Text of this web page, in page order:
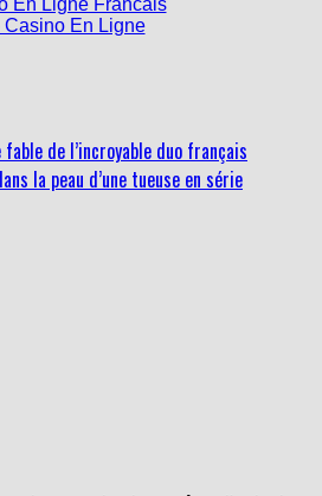
de l’incroyable duo français
la peau d’une tueuse en série
mon plus jeune âge, j'articule